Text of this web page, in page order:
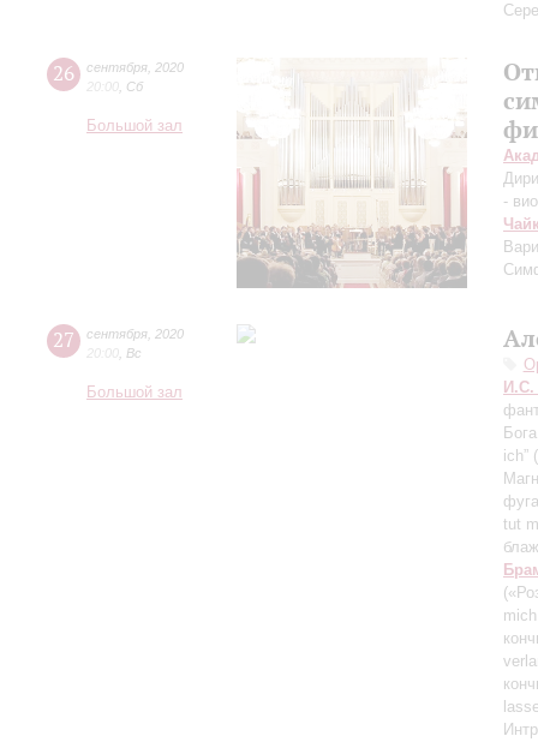
26 сентября 2020
20:00 Сб
Большой зал
-
27 сентября 2020
20:00 Вс
Большой зал
И.С.
ich”
tut